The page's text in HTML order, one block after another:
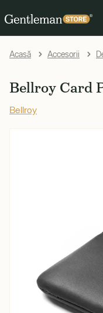
Acasă Accesorii
Bellroy Card
Bellroy